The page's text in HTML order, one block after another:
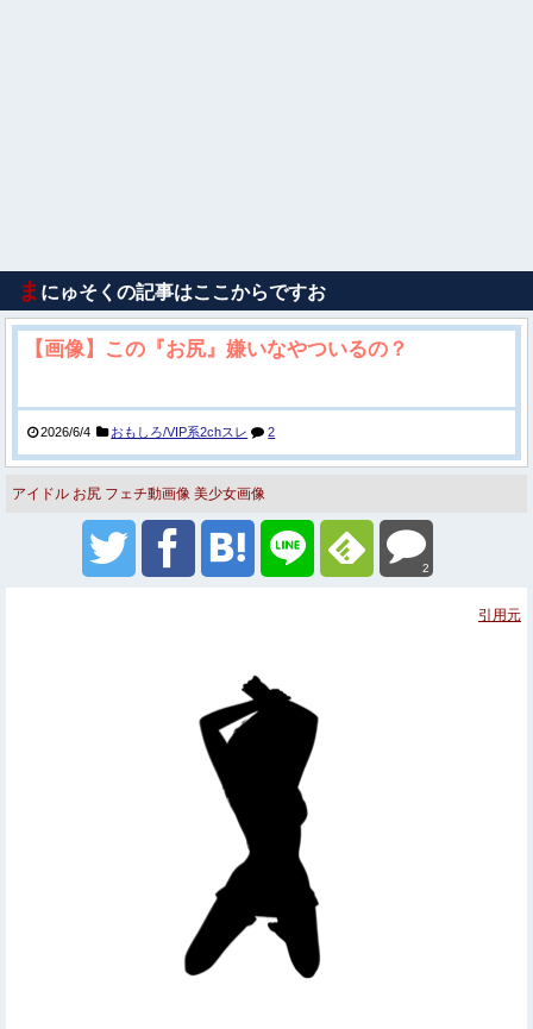
ま にゅそくの記事はここからですお
【画像】この『お尻』嫌いなやついるの？
2026/6/4 おもしろ/VIP系2chスレ 2
アイドル お尻 フェチ動画像 美少女画像
2
引用元